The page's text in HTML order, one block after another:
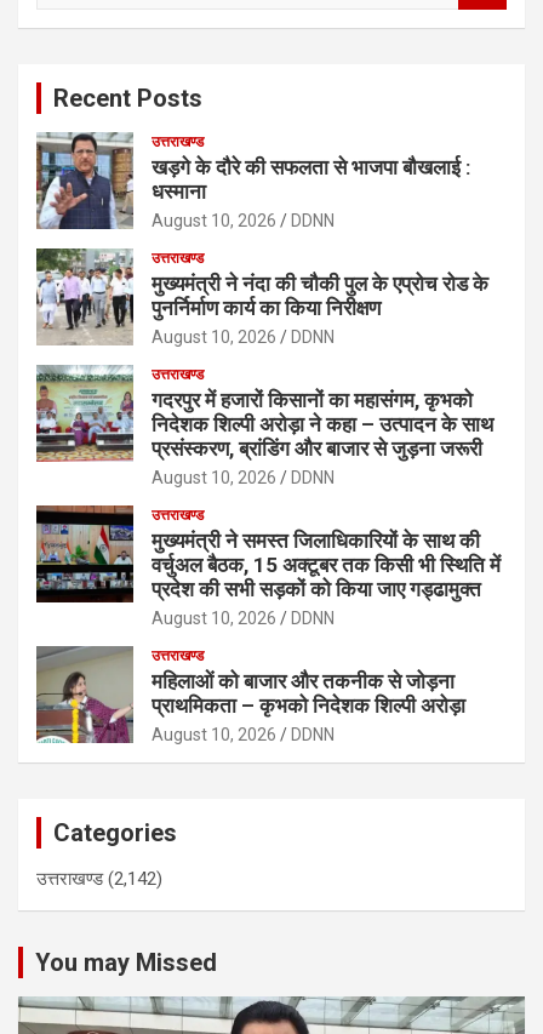
Recent Posts
उत्तराखण्ड
खड़गे के दौरे की सफलता से भाजपा बौखलाई :
धस्माना
August 10, 2026 DDNN
उत्तराखण्ड
मुख्यमंत्री ने नंदा की चौकी पुल के एप्रोच रोड के
पुनर्निर्माण कार्य का किया निरीक्षण
August 10, 2026 DDNN
उत्तराखण्ड
गदरपुर में हजारों किसानों का महासंगम, कृभको
निदेशक शिल्पी अरोड़ा ने कहा – उत्पादन के साथ
प्रसंस्करण, ब्रांडिंग और बाजार से जुड़ना जरूरी
August 10, 2026 DDNN
उत्तराखण्ड
मुख्यमंत्री ने समस्त जिलाधिकारियों के साथ की
वर्चुअल बैठक, 15 अक्टूबर तक किसी भी स्थिति में
प्रदेश की सभी सड़कों को किया जाए गड्ढामुक्त
August 10, 2026 DDNN
उत्तराखण्ड
महिलाओं को बाजार और तकनीक से जोड़ना
प्राथमिकता – कृभको निदेशक शिल्पी अरोड़ा
August 10, 2026 DDNN
Categories
उत्तराखण्ड(2,142)
You may Missed